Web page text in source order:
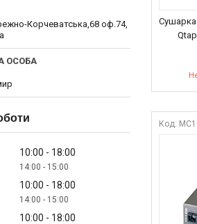
Сушарка
Корчеватська,68 оф.74,
10:00 18:00
14:00 15:00
10:00 18:00
14:00 15:00
10:00 18:00